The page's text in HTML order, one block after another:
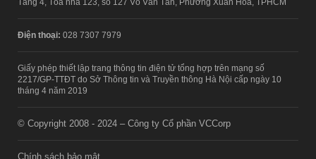
Tầng 4, Tòa nhà 123, số 127 Võ Văn Tần, Phường Xuân Hòa, TPHCM
Điện thoại: 028 7307 7979
Giấy phép thiết lập trang thông tin điện tử tổng hợp trên mạng số
2217/GP-TTĐT do Sở Thông tin và Truyền thông Hà Nội cấp ngày 10
tháng 4 năm 2019
© Copyright 2008 - 2024 – Công ty Cổ phần VCCorp
Chính sách bảo mật